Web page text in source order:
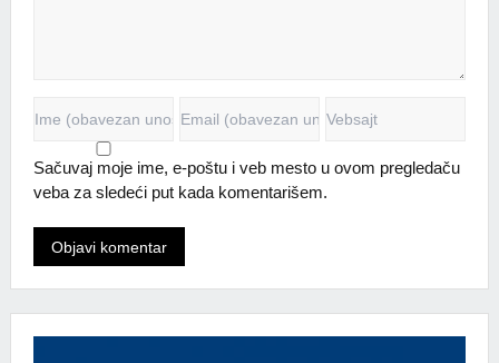
Sačuvaj moje ime, e-poštu i veb mesto u ovom pregledaču
veba za sledeći put kada komentarišem.